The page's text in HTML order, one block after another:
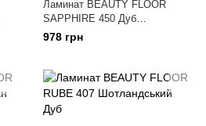
Ламинат BEAUTY FLOOR
SAPPHIRE 450 Дуб
Натуральный
978 грн